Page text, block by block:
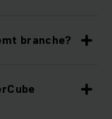
branche?